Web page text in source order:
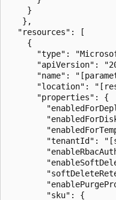
    }
   },
  "resources": [
    {
"type":
"apiVersion":
"name":
"location":
      "properties": {
"tenantId":
        "sku": {